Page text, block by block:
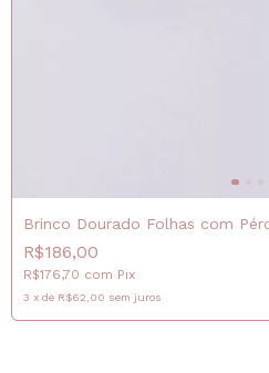
Brinco Dourado Folhas com
R$186,00
R$176,70 com Pix
3 x de R$62,00 sem juros